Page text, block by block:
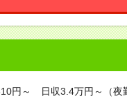
円～ 日収3.4万円～（夜